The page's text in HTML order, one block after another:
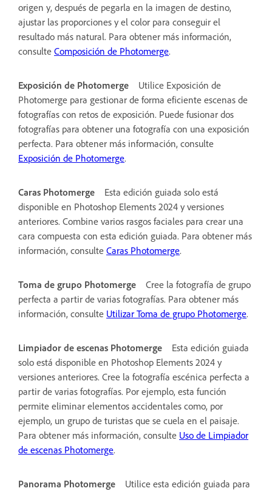
origen y, después de pegarla en la imagen de destino,
ajustar las proporciones y el color para conseguir el
resultado más natural. Para obtener más información,
consulte Composición de Photomerge.
Exposición de Photomerge
Utilice Exposición de
Photomerge para gestionar de forma eficiente escenas de
fotografías con retos de exposición. Puede fusionar dos
fotografías para obtener una fotografía con una exposición
perfecta. Para obtener más información, consulte
Exposición de Photomerge.
Caras Photomerge
Esta edición guiada solo está
disponible en Photoshop Elements 2024 y versiones
anteriores. Combine varios rasgos faciales para crear una
cara compuesta con esta edición guiada. Para obtener más
información, consulte Caras Photomerge.
Toma de grupo Photomerge
Cree la fotografía de grupo
perfecta a partir de varias fotografías. Para obtener más
información, consulte Utilizar Toma de grupo Photomerge.
Limpiador de escenas Photomerge
Esta edición guiada
solo está disponible en Photoshop Elements 2024 y
versiones anteriores. Cree la fotografía escénica perfecta a
partir de varias fotografías. Por ejemplo, esta función
permite eliminar elementos accidentales como, por
ejemplo, un grupo de turistas que se cuela en el paisaje.
Para obtener más información, consulte Uso de Limpiador
de escenas Photomerge.
Panorama Photomerge
Utilice esta edición guiada para